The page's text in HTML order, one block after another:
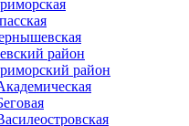
район
район